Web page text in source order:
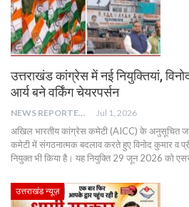
उत्तराखंड कांग्रेस में नई नियुक्तियां,
आर्य बने वर्किंग चेयरपर्सन
NEWS REPORTER LIVE Jul 1, 2026
अखिल भारतीय कांग्रेस कमेटी (AICC) के अनुसूचित
कमेटी में संगठनात्मक बदलाव करते हुए विनोद कुमार व
नियुक्त भी किया है। यह नियुक्ति 29 जून 2026 को
उत्तराखंड न्यूज़